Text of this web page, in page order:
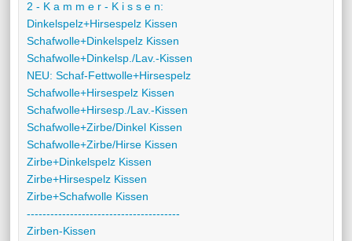
2 - K a m m e r - K i s s e n:
Dinkelspelz+Hirsespelz Kissen
Schafwolle+Dinkelspelz Kissen
Schafwolle+Dinkelsp./Lav.-Kissen
NEU: Schaf-Fettwolle+Hirsespelz
Schafwolle+Hirsespelz Kissen
Schafwolle+Hirsesp./Lav.-Kissen
Schafwolle+Zirbe/Dinkel Kissen
Schafwolle+Zirbe/Hirse Kissen
Zirbe+Dinkelspelz Kissen
Zirbe+Hirsespelz Kissen
Zirbe+Schafwolle Kissen
---------------------------------------
Zirben-Kissen